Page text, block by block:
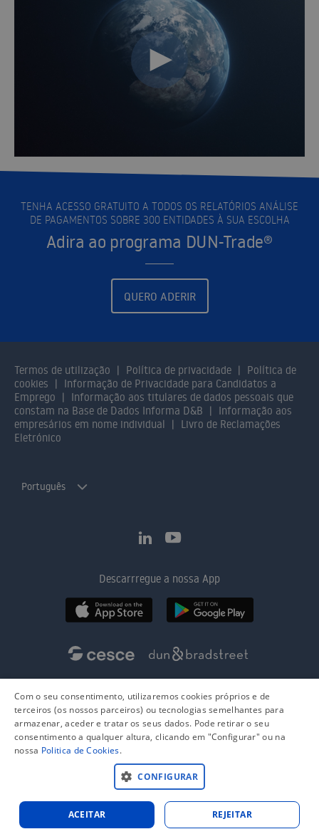
TENHA ACESSO GRATUITO A TODOS OS RELATÓRIOS ANÁLISE
DE PAGAMENTOS SOBRE 300 ENTIDADES À SUA ESCOLHA
Adira ao programa DUN-Trade®
QUERO ADERIR
Termos de utilização Política de privacidade
Política de
cookies
Informação de Privacidade para Candidatos a
Emprego
Informação aos titulares de dados pessoais que
constam na Base de Dados Informa D&B
Informação aos
empresários em nome individual
Livro de Reclamações
Eletrónico
Português
Descarrregue a nossa App
Com o seu consentimento, utilizaremos cookies próprios e de
terceiros (os nossos parceiros) ou tecnologias semelhantes para
armazenar, aceder e tratar os seus dados. Pode retirar o seu
consentimento a qualquer altura, clicando em "Configurar" ou na
nossa Politica de Cookies.
CONFIGURAR
ACEITAR REJEITAR